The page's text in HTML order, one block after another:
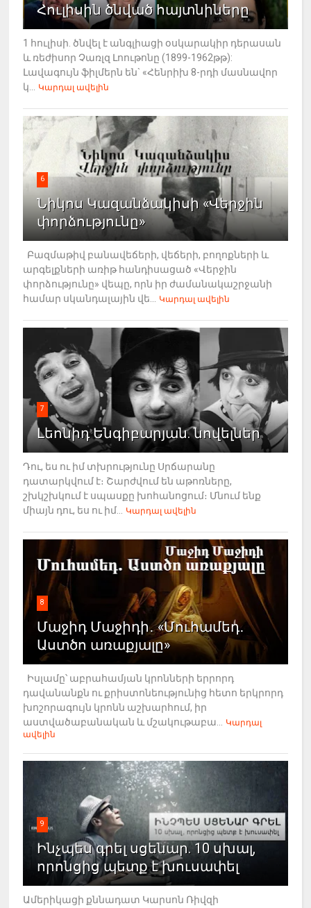
Հուլիսին ծնված հայտնիները
1 հուլիսի. ծնվել է անգլիացի օսկարակիր դերասան
և ռեժիսոր Չառլզ Լոութոնը (1899-1962թթ):
Լավագույն ֆիլմերն են` «Հենրիխ 8-րդի մասնավոր
կ...
Կարդալ ավելին
6
Նիկոս Կազանձակիսի «Վերջին
փորձությունը»
Բազմաթիվ բանավեճերի, վեճերի, բողոքների և
արգելքների առիթ հանդիսացած «Վերջին
փորձությունը» վեպը, որն իր ժամանակաշրջանի
համար սկանդալային վե...
Կարդալ ավելին
7
Լեոնիդ Ենգիբարյան. նովելներ
Դու, ես ու իմ տխրությունը Սրճարանը
դատարկվում է։ Շարժվում են աթոռները,
շխկշխկում է սպասքը խոհանոցում։ Մնում ենք
միայն դու, ես ու իմ...
Կարդալ ավելին
8
Մաջիդ Մաջիդի․ «Մուհամեդ․
Աստծո առաքյալը»
Իսլամը՝ աբրահամյան կրոնների երրորդ
դավանանքն ու քրիստոնեությունից հետո երկրորդ
խոշորագույն կրոնն աշխարհում, իր
աստվածաբանական և մշակութաբա...
Կարդալ
ավելին
9
Ինչպես գրել սցենար. 10 սխալ,
որոնցից պետք է խուսափել
Ամերիկացի քննադատ Կարսոն Ռիվզի